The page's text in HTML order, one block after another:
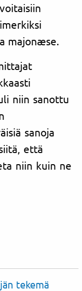
majonæse.
niin sanottu
sanoja
että
niin kuin ne
tekemä